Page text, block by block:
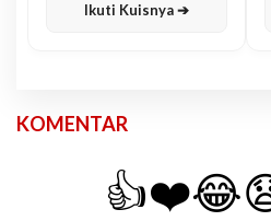
Ikuti Kuisnya ➔
KOMENTAR
👍❤️😂